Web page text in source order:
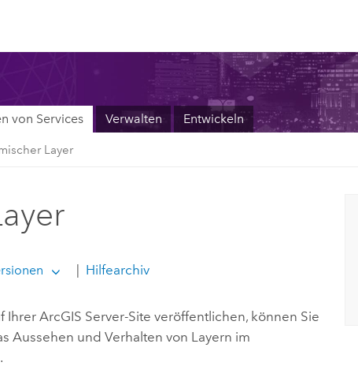
von Services Verwalten Entwickeln
Layer
| Hilfearchiv
IhrerArcGIS Server-Site veröffentlichen, können Sie
Aussehen und Verhalten von Layern im